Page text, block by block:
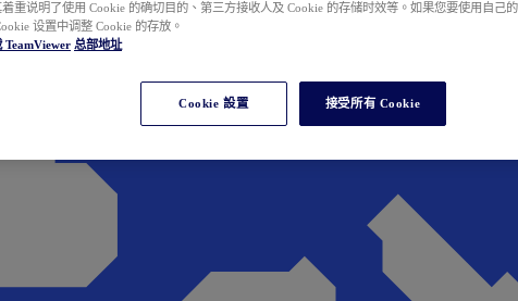
重说明了使用 Cookie 的确切目的、第三方接收人及 Cookie 的存储时效等。如果您要使用自己
设置中调整 Cookie 的存放。
TeamViewer 总部地址
Cookie 設置 接受所有 Cookie